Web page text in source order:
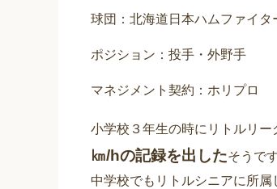
球団：北海道日本ハムファイタ
ポジション：投手・外野手
マネジメント契約：ホリプロ
小学校３年生の時にリトルリ
㎞/hの記録を出したそうで
中学校でもリトルシニアに所属